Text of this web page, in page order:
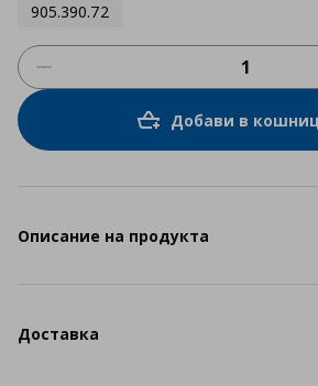
905.390.72
Добави в
Описание на продукта
Доставка